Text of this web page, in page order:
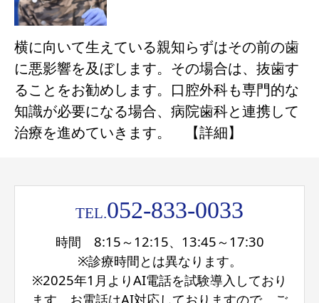
横に向いて生えている親知らずはその前の歯
に悪影響を及ぼします。その場合は、抜歯す
ることをお勧めします。口腔外科も専門的な
知識が必要になる場合、病院歯科と連携して
治療を進めていきます。 【詳細】
TEL.052-833-0033
時間 8:15～12:15、13:45～17:30
※診療時間とは異なります。
※2025年1月よりAI電話を試験導入しており
ます。お電話はAI対応しておりますので、ご